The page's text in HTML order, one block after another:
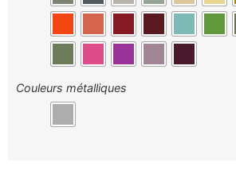
Couleurs métalliques